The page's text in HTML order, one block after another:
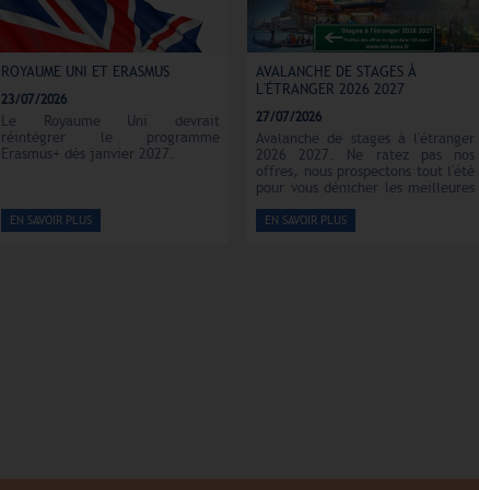
ROYAUME UNI ET ERASMUS
23/07/2026
Le Royaume Uni devrait
réintégrer le programme
Erasmus+ dès janvier 2027.
EN SAVOIR PLUS
AVALANCHE DE STAGES À
L'ÉTRANGER 2026 2027
27/07/2026
Avalanche de stages à l'étranger
2026 2027. Ne ratez pas nos
offres, nous prospectons tout l'été
pour vous dénicher les meilleures
entier.
EN SAVOIR PLUS